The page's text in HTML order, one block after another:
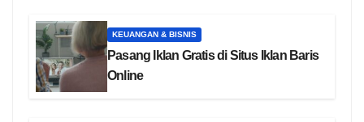
KEUANGAN & BISNIS
Pasang Iklan Gratis di Situs Iklan Baris
Online